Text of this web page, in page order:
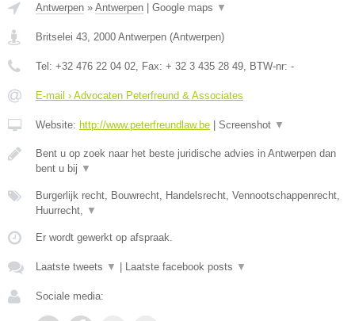
Antwerpen » Antwerpen Google maps ▼
Britselei 43 2000 Antwerpen (Antwerpen)
Tel: +32 476 22 04 02 , Fax: + 32 3 435 28 49 , BTW-nr: -
E-mail › Advocaten Peterfreund & Associates
Website: http://www.peterfreundlaw.be Screenshot ▼
Bent u op zoek naar het beste juridische advies in Antwerpen dan
bent u bij ▼
Burgerlijk recht, Bouwrecht, Handelsrecht, Vennootschappenrecht,
Huurrecht,
▼
Er wordt gewerkt op afspraak.
Laatste tweets ▼ Laatste facebook posts ▼
Sociale media: